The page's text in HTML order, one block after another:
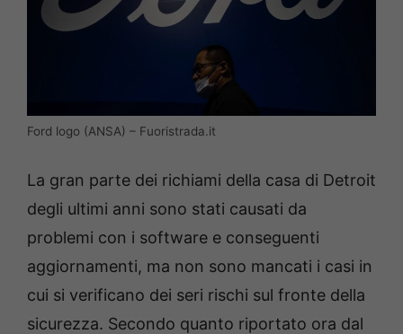
Ford logo (ANSA) – Fuoristrada.it
La gran parte dei richiami della casa di Detroit
degli ultimi anni sono stati causati da
problemi con i software e conseguenti
aggiornamenti, ma non sono mancati i casi in
cui si verificano dei seri rischi sul fronte della
sicurezza. Secondo quanto riportato ora dal